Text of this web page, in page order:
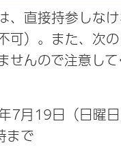
、直接持参しな
可）。また、次
せんので注意して
7月19日（日曜
まで